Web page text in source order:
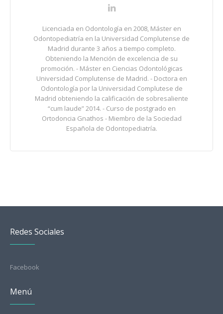
Licenciada en Odontología en 2008, Máster en
Odontopediatría en la Universidad Complutense de
Madrid durante 3 años a tiempo completo.
Obteniendo la Mención de excelencia de su
promoción. - Máster en Ciencias Odontológicas
Universidad Complutense de Madrid. - Doctora en
Odontología por la Universidad Complutese de
Madrid obteniendo la calificación de sobresaliente
“cum laude” 2014. - Curso de postgrado en
Ortodoncia Gnathos - Miembro de la Sociedad
Española de Odontopediatría.
Redes Sociales
Facebook
Menú